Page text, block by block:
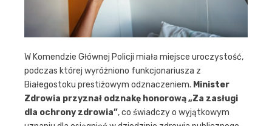
W Komendzie Głównej Policji miała miejsce uroczystość,
podczas której wyróżniono funkcjonariusza z
Białegostoku prestiżowym odznaczeniem. Minister
Zdrowia przyznał odznakę honorową „Za zasługi
dla ochrony zdrowia”, co świadczy o wyjątkowym